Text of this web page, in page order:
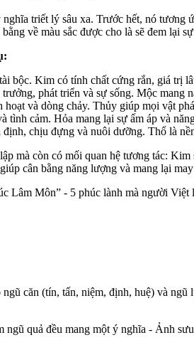
triết lý sâu xa. Trước hết, nó
về màu sắc được cho là sẽ đem lại
bộc. Kim có tính chất cứng rắn, giá trị
phát triển và sự sống. Mộc mang
và dòng chảy. Thủy giúp mọi vật
tình cảm. Hỏa mang lại sự ấm áp và
chịu đựng và nuôi dưỡng. Thổ là
mà còn có mối quan hệ tương tác:
cân bằng năng lượng và mang lại
Lâm Môn” - 5 phúc lành mà người Việt
căn (tín, tấn, niệm, định, huệ) và
quả đều mang một ý nghĩa - Ảnh